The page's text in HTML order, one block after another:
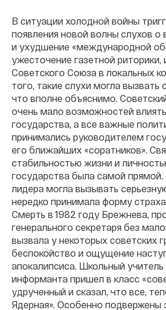
В ситуации холодной войны
появления новой волны слухов о
и ухудшение «международной
ужесточение газетной риторики,
Советского Союза в локальных
того, такие слухи могла вызвать
что вполне объяснимо.
очень мало возможностей
государства, а все важные
принимались руководителем
его ближайших «соратников».
стабильностью жизни и
государства была самой
лидера могла вызывать
нередко принимала форму
Смерть в 1982 году Брежнева,
генерального секретаря без
вызвала у некоторых советских
беспокойство и ощущение
апокалипсиса. Школьный
информанта пришел в класс
удрученный и сказал, что все,
Ядерная». Особенно